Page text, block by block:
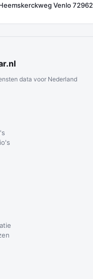
Venlo 72962
.nl
data voor Nederland